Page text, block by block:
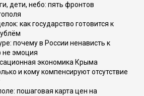
дети, небо: пять фронтов
как государство готовится к
почему в России ненависть к
не эмоция
экономика Крыма
и кому компенсируют отсутствие
пошаговая карта цен на